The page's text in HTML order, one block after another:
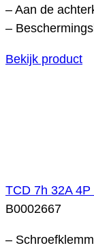
– Aan de
–
Bekijk product
TCD 7h 32A
B0002667
–